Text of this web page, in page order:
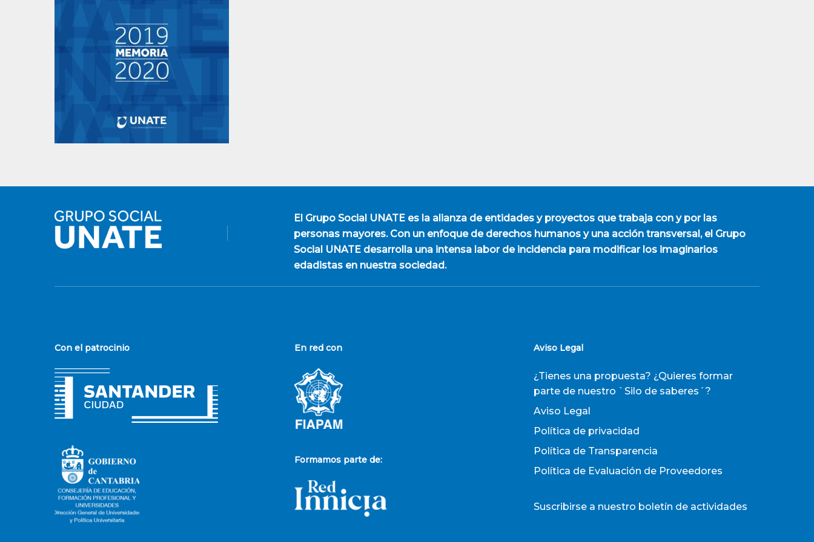
El Grupo Social UNATEes la alianza de entidades y proyectos que trabaja con y por las
personas mayores. Con un enfoque de derechos humanos y una acción transversal, el Grupo
Social UNATE desarrolla una intensa labor de incidencia para modificar los imaginarios
edadistas en nuestra sociedad.
Con el patrocinio En red con
Formamos parte de:
Aviso Legal
¿Tienes una propuesta? ¿Quieres formar
parte de nuestro `Silo de saberes´?
Aviso Legal
Política de privacidad
Política de Transparencia
Política de Evaluación de Proveedores
Suscribirse a nuestro boletín de actividades